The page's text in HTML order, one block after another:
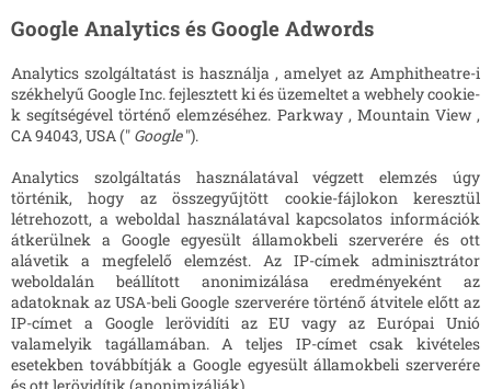
Google Analytics és Google Adwords
Analytics szolgáltatást is használja , amelyet az Amphitheatre-i
székhelyű Google Inc. fejlesztett ki és üzemeltet a webhely cookie-
k segítségével történő elemzéséhez. Parkway , Mountain View ,
CA 94043, USA (" Google").
Analytics szolgáltatás használatával végzett elemzés úgy
történik, hogy az összegyűjtött cookie-fájlokon keresztül
létrehozott, a weboldal használatával kapcsolatos információk
átkerülnek a Google egyesült államokbeli szerverére és ott
alávetik a megfelelő elemzést. Az IP-címek adminisztrátor
weboldalán beállított anonimizálása eredményeként az
adatoknak az USA-beli Google szerverére történő átvitele előtt az
IP-címet a Google lerövidíti az EU vagy az Európai Unió
valamelyik tagállamában. A teljes IP-címet csak kivételes
esetekben továbbítják a Google egyesült államokbeli szerverére